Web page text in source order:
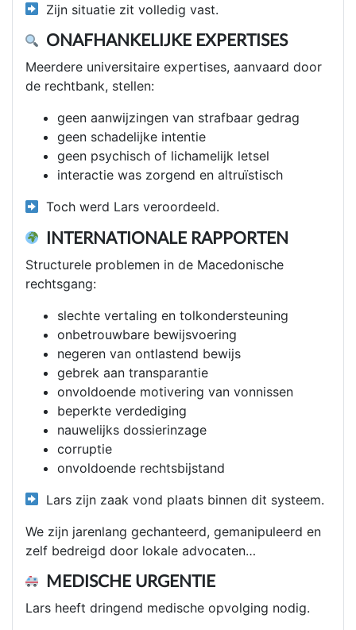
Zijn situatie zit volledig vast.
ONAFHANKELIJKE EXPERTISES
Meerdere universitaire expertises, aanvaard door
de rechtbank, stellen:
geen aanwijzingen van strafbaar gedrag
geen schadelijke intentie
geen psychisch of lichamelijk letsel
interactie was zorgend en altruïstisch
Toch werd Lars veroordeeld.
INTERNATIONALE RAPPORTEN
Structurele problemen in de Macedonische
rechtsgang:
slechte vertaling en tolkondersteuning
onbetrouwbare bewijsvoering
negeren van ontlastend bewijs
gebrek aan transparantie
onvoldoende motivering van vonnissen
beperkte verdediging
nauwelijks dossierinzage
corruptie
onvoldoende rechtsbijstand
Lars zijn zaak vond plaats binnen dit systeem.
We zijn jarenlang gechanteerd, gemanipuleerd en
zelf bedreigd door lokale advocaten…
MEDISCHE URGENTIE
Lars heeft dringend medische opvolging nodig.